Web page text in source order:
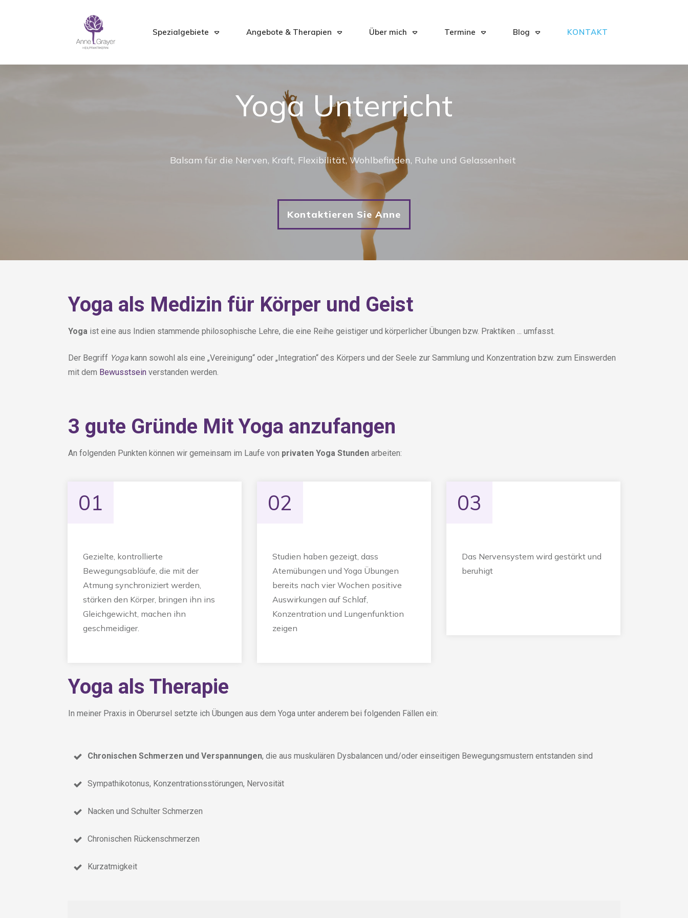
Spezialgebiete Angebote & Therapien Über mich Termine Blog KONTAKT
Yoga Unterricht
Balsam für die Nerven, Kraft, Flexibilität, Wohlbefinden, Ruhe und Gelassenheit
Kontaktieren Sie Anne
Yoga als Medizin für Körper und Geist
Yoga ist eine aus Indien stammende philosophische Lehre, die eine Reihe geistiger und körperlicher Übungen bzw. Praktiken ... umfasst.
Der Begriff Yoga kann sowohl als eine „Vereinigung“ oder „Integration“ des Körpers und der Seele zur Sammlung und Konzentration bzw. zum Einswerden
mit dem Bewusstsein verstanden werden.
3 gute Gründe Mit Yoga anzufangen
An folgenden Punkten können wir gemeinsam im Laufe von privaten Yoga Stunden arbeiten:
01
Gezielte, kontrollierte
Bewegungsabläufe, die mit der
Atmung synchroniziert werden,
stärken den Körper, bringen ihn ins
Gleichgewicht, machen ihn
geschmeidiger.
02
Studien haben gezeigt, dass
Atemübungen und Yoga Übungen
bereits nach vier Wochen positive
Auswirkungen auf Schlaf,
Konzentration und Lungenfunktion
zeigen
03
Das Nervensystem wird gestärkt und
beruhigt
Yoga als Therapie
In meiner Praxis in Oberursel setzte ich Übungen aus dem Yoga unter anderem bei folgenden Fällen ein:
Chronischen Schmerzen und Verspannungen, die aus muskulären Dysbalancen und/oder einseitigen Bewegungsmustern entstanden sind
Sympathikotonus, Konzentrationsstörungen, Nervosität
Nacken und Schulter Schmerzen
Chronischen Rückenschmerzen
Kurzatmigkeit